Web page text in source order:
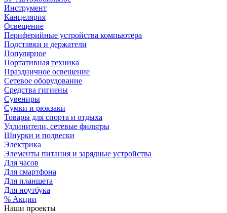
Инструмент
Канцелярия
Освещение
Периферийные устройства компьютера
Подставки и держатели
Популярное
Портативная техника
Праздничное освещение
Сетевое оборудование
Средства гигиены
Сувениры
Сумки и рюкзаки
Товары для спорта и отдыха
Удлинители, сетевые фильтры
Шнурки и подвески
Электрика
Элементы питания и зарядные устройства
Для часов
Для смартфона
Для планшета
Для ноутбука
% Акции
Наши проекты